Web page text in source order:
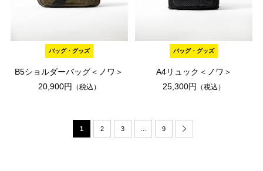
バッグ・グッズ
B5ショルダーバッグ＜ノワ＞
20,900円
（税込）
バッグ・グッズ
A4リュック＜ノワ＞
25,300円
（税込）
1 2 3 9